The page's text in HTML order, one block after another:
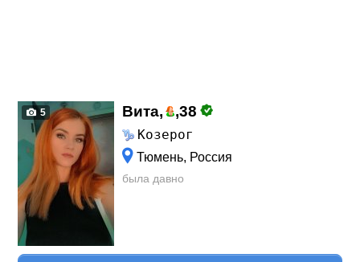
5 Вита, ,38
Козерог
Тюмень, Россия
была давно